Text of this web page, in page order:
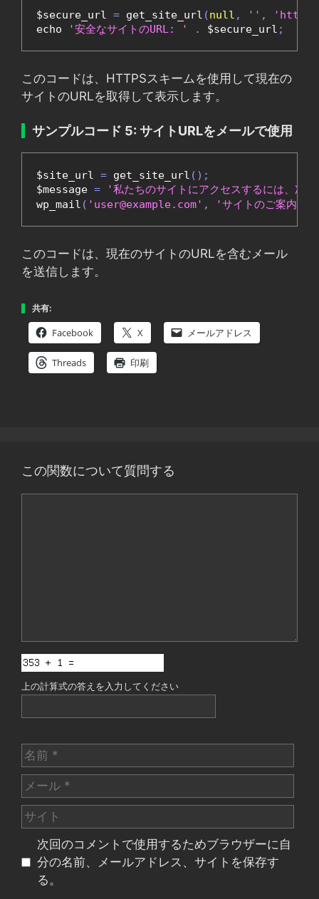
$secure_url = get_site_url (null , '' , 'https'
echo
'安全なサイトのURL: ' . $secure_url ;
このコードは、HTTPSスキームを使用して現在の
サイトのURLを取得して表示します。
サンプルコード 5: サイトURLをメールで使用
$site_url = get_site_url ();
$message =
'私たちのサイトにアクセスするには、次
wp_mail ( 'user@example.com' , 'サイトのご案内'
このコードは、現在のサイトのURLを含むメール
を送信します。
共有:
Facebook X メールアドレス
Threads 印刷
この関数について質問する
上の計算式の答えを入力してください
名
前
メ
ー
ル
サ
イ
次回のコメントで使用するためブラウザーに自
分の名前、メールアドレス、サイトを保存す
る。